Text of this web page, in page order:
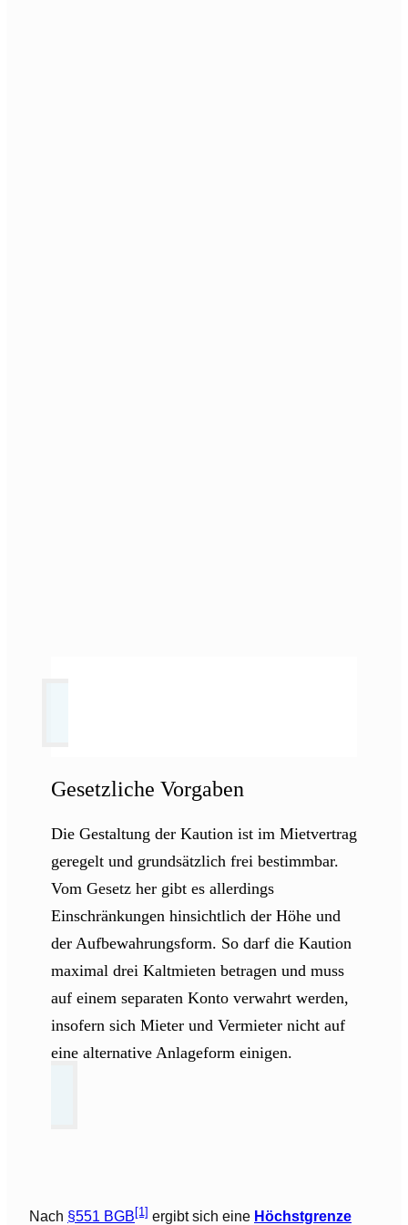
Gesetzliche Vorgaben
Die Gestaltung der Kaution ist im Mietvertrag
geregelt und grundsätzlich frei bestimmbar.
Vom Gesetz her gibt es allerdings
Einschränkungen hinsichtlich der Höhe und
der Aufbewahrungsform. So darf die Kaution
maximal drei Kaltmieten betragen und muss
auf einem separaten Konto verwahrt werden,
insofern sich Mieter und Vermieter nicht auf
eine alternative Anlageform einigen.
Nach §551 BGB[1] ergibt sich eine Höchstgrenze